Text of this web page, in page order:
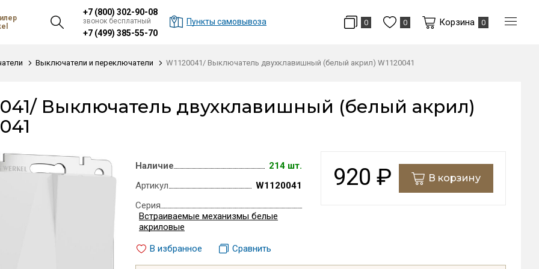
+7 (800) 302-90-08
звонок бесплатный
+7 (499) 385-55-70
Пункты самовывоза 0 0 Корзина 0
Выключатели и переключатели W1120041/ Выключатель двухклавишный (белый акрил) W1120041
Выключатель двухклавишный (белый акрил)
920 ₽ В корзину
Наличие
214 шт.
Артикул
W1120041
Серия
Встраиваемые механизмы белые
акриловые
В избранное
Сравнить